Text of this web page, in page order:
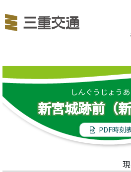
しんぐうじょう
新宮城跡前（
PDF時刻